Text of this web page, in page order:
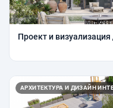
Проект и
АРХИТЕКТУРА И ДИЗАЙН